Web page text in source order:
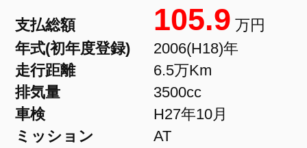
支払総額 105.9 万円
年式(初年度登録)
2006(H18)年
走行距離
6.5万Km
排気量
3500cc
車検
H27年10月
ミッション
AT